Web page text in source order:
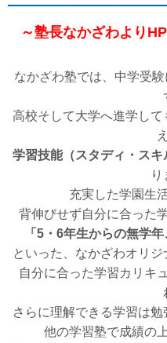
～塾長なかざわより
なかざわ塾では、中学受
高校そして大学へ進学し
学習技能（スタディ・ス
り
充実した学園生
背伸びせず自分に合った
「5・6年生からの無学
といった、なかざわオリジ
自分に合った学習カリキ
さらに理解できる学習は勉
他の学習塾で成績の